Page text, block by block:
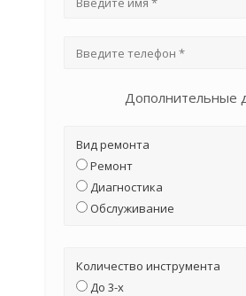
Дополнительные
Вид ремонта
Ремонт
Диагностика
Обслуживание
Количество инструмента
До 3-х